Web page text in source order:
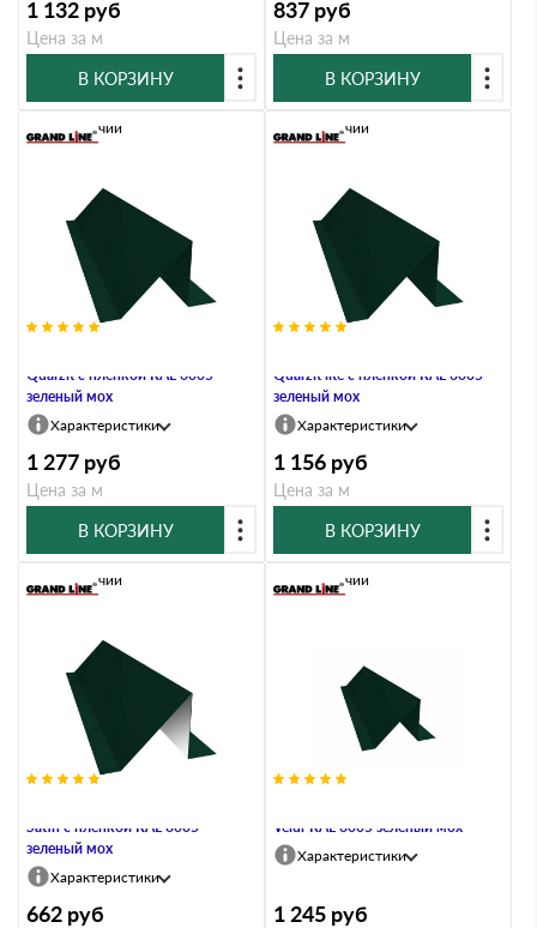
1 132 руб
Цена за м
В КОРЗИНУ
837 руб
Цена за м
В КОРЗИНУ
Quarzit с пленкой RAL 6005
зеленый мох
В наличии
Характеристики
1 277 руб
Цена за м
В КОРЗИНУ
Quarzit lite с пленкой RAL 6005
зеленый мох
В наличии
Характеристики
1 156 руб
Цена за м
В КОРЗИНУ
Satin с пленкой RAL 6005
зеленый мох
В наличии
Характеристики
662 руб
Velur RAL 6005 зеленый мох
В наличии
Характеристики
1 245 руб